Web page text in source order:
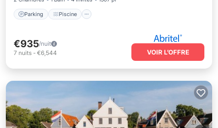
Parking Piscine
€935/nuit
7 nuits - €6,544 VOIR L’OFFRE